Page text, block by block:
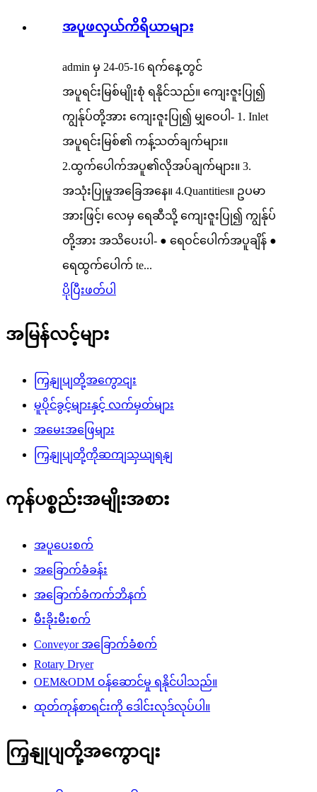
အပူဖလှယ်ကိရိယာများ
admin မှ 24-05-16 ရက်နေ့တွင်
အပူရင်းမြစ်မျိုးစုံ ရနိုင်သည်။ ကျေးဇူးပြု၍
ကျွန်ုပ်တို့အား ကျေးဇူးပြု၍ မျှဝေပါ- 1. Inlet
အပူရင်းမြစ်၏ ကန့်သတ်ချက်များ။
2.ထွက်ပေါက်အပူ၏လိုအပ်ချက်များ။ 3.
အသုံးပြုမှုအခြေအနေ။ 4.Quantities။ ဥပမာ
အားဖြင့်၊ လေမှ ရေဆီသို့ ကျေးဇူးပြု၍ ကျွန်ုပ်
တို့အား အသိပေးပါ- ● ရေဝင်ပေါက်အပူချိန် ●
ရေထွက်ပေါက် te...
ပိုပြီးဖတ်ပါ
အမြန်လင့်များ
ကြှနျုပျတို့အကွောငျး
မူပိုင်ခွင့်များနှင့် လက်မှတ်များ
အမေးအဖြေများ
ကြှနျုပျတို့ကိုဆကျသှယျရနျ
ကုန်ပစ္စည်းအမျိုးအစား
အပူပေးစက်
အခြောက်ခံခန်း
အခြောက်ခံကက်ဘိနက်
မီးခိုးမီးစက်
Conveyor အခြောက်ခံစက်
Rotary Dryer
OEM&ODM ဝန်ဆောင်မှု ရနိုင်ပါသည်။
ထုတ်ကုန်စာရင်းကို ဒေါင်းလုဒ်လုပ်ပါ။
ကြှနျုပျတို့အကွောငျး